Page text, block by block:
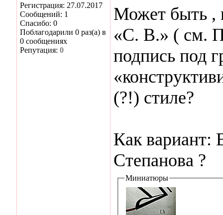
Регистрация: 27.07.2017
Сообщений: 1
Спасибо: 0
Поблагодарили 0 раз(а) в
0 сообщениях
Репутация: 0
Может быть ,
«С. В.» ( см.
подпись под
(?!) стиле?
Как вариант:
Степанова ?
Миниатюры